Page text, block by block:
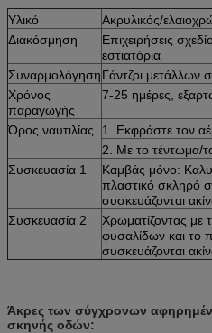
Υλικό
Ακρυλικός/
Διακόσμηση
Επιχειρήσεις
εστιατόρια
ΣυναρμολόγησηΓάντζοι μετάλλων
Χρόνος
παραγωγής
7-25 ημέρες,
Όρος ναυτιλίας
1. Εκφράστε τον
2. Με το τέντωμα/
Συσκευασία 1
Καμβάς μόνο:
πλαστικό σκληρό
συσκευάζονται
Συσκευασία 2
Χρωματίζοντας με
φυσαλίδων και το
συσκευάζονται
Άκρες των σύγχρονων
σκηνής οδών: